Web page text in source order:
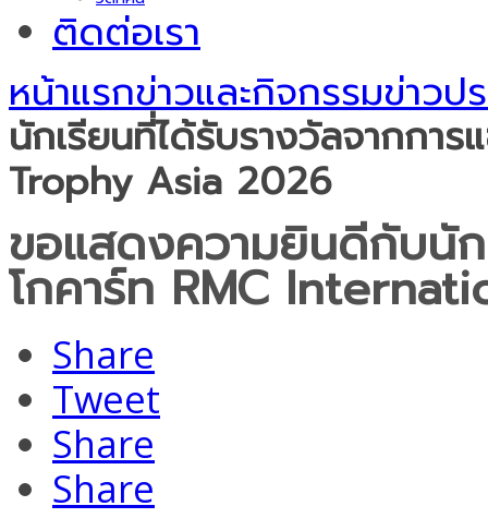
ติดต่อเรา
หน้าแรกข่าวและกิจกรรมข่าวป
นักเรียนที่ได้รับรางวัลจากกา
Trophy Asia 2026
ขอแสดงความยินดีกับนัก
โกคาร์ท RMC
Share
Tweet
Share
Share